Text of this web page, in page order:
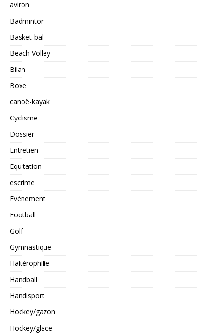
aviron
Badminton
Basket-ball
Beach Volley
Bilan
Boxe
canoë-kayak
Cyclisme
Dossier
Entretien
Equitation
escrime
Evènement
Football
Golf
Gymnastique
Haltérophilie
Handball
Handisport
Hockey/gazon
Hockey/glace